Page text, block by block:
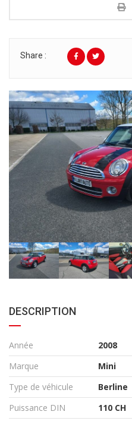
Share :
DESCRIPTION
Année
2008
Marque
Mini
Type de véhicule
Berline
Puissance DIN
110 CH